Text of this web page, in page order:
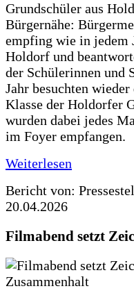
Grundschüler aus
Bürgernähe:
empfing wie in jedem
Holdorf und
der Schülerinnen und
Jahr besuchten
Klasse der Holdorfer
wurden dabei jedes
im Foyer empfangen.
Weiterlesen
Bericht von:
20.04.2026
Filmabend setzt